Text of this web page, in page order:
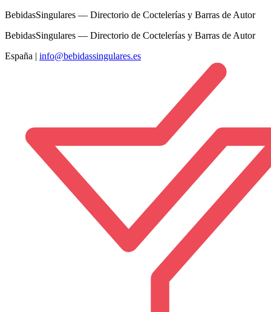
BebidasSingulares — Directorio de Coctelerías y Barras de Autor
BebidasSingulares — Directorio de Coctelerías y Barras de Autor
España | info@bebidassingulares.es